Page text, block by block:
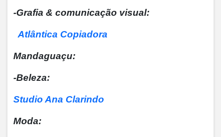
-Grafia & comunicação visual:
Atlântica Copiadora
Mandaguaçu:
-Beleza:
Studio Ana Clarindo
Moda: